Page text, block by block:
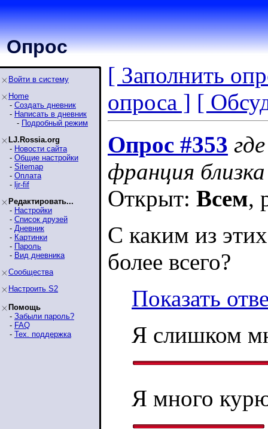
Опрос
Войти в систему
Home
- Создать дневник
- Написать в дневник
- Подробный режим
LJ.Rossia.org
- Новости сайта
- Общие настройки
- Sitemap
- Оплата
- ljr-fif
Редактировать...
- Настройки
- Список друзей
- Дневник
- Картинки
- Пароль
- Вид дневника
Сообщества
Настроить S2
Помощь
- Забыли пароль?
- FAQ
- Тех. поддержка
[ Заполнить
опроса ] [
Опрос #353
франция близка
Открыт: Всем,
С каким из
более всего?
Показать
Я слишком
Я много